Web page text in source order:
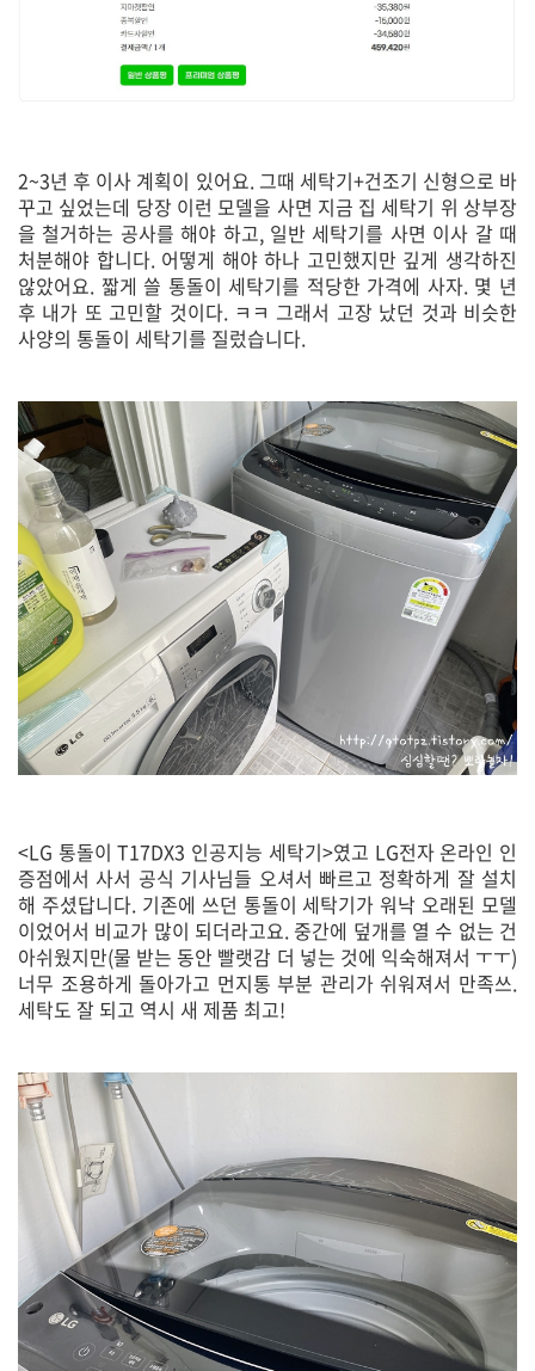
2~3년 후 이사 계획이 있어요. 그때 세탁기+건조기 신형으로 바
꾸고 싶었는데 당장 이런 모델을 사면 지금 집 세탁기 위 상부장
을 철거하는 공사를 해야 하고, 일반 세탁기를 사면 이사 갈 때
처분해야 합니다. 어떻게 해야 하나 고민했지만 깊게 생각하진
않았어요. 짧게 쓸 통돌이 세탁기를 적당한 가격에 사자. 몇 년
후 내가 또 고민할 것이다. ㅋㅋ 그래서 고장 났던 것과 비슷한
사양의 통돌이 세탁기를 질렀습니다.
<LG 통돌이 T17DX3 인공지능 세탁기>였고 LG전자 온라인 인
증점에서 사서 공식 기사님들 오셔서 빠르고 정확하게 잘 설치
해 주셨답니다. 기존에 쓰던 통돌이 세탁기가 워낙 오래된 모델
이었어서 비교가 많이 되더라고요. 중간에 덮개를 열 수 없는 건
아쉬웠지만(물 받는 동안 빨랫감 더 넣는 것에 익숙해져서 ㅜㅜ)
너무 조용하게 돌아가고 먼지통 부분 관리가 쉬워져서 만족쓰.
세탁도 잘 되고 역시 새 제품 최고!